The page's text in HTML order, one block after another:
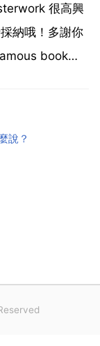
很高興
納哦！多謝你
book
說？